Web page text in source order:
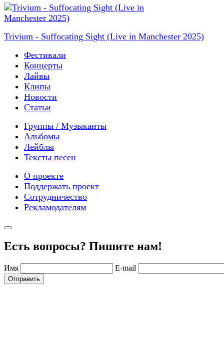
Trivium - Suffocating Sight (Live in Manchester 2025)
Фестивали
Концерты
Лайвы
Клипы
Новости
Статьи
Группы / Музыканты
Альбомы
Лейблы
Тексты песен
О проекте
Поддержать проект
Сотрудничество
Рекламодателям
Есть вопросы? Пишите нам!
Имя E-mail